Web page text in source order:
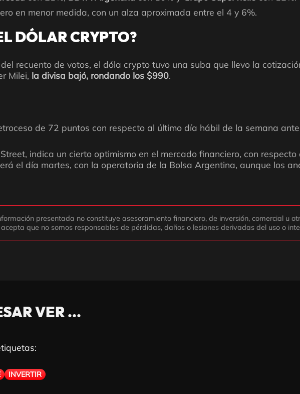
en menor medida, con un alza aproximada entre el 4 y 6%.
DÓLAR CRYPTO?
recuento de votos, el dóla crypto tuvo una suba que llevo la
Milei, la divisa bajó, rondando los $990.
de 72 puntos con respecto al último día hábil de la semana
indica un cierto optimismo en el mercado financiero, con
el día martes, con la operatoria de la Bolsa Argentina, aunque los
presentada no constituye asesoramiento financiero, de inversión, comercial u
que no somos responsables de pérdidas, daños o lesiones derivadas del uso o
VER ...
INVERTIR